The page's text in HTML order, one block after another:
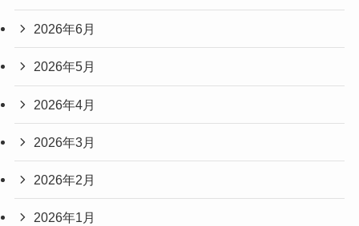
2026年6月
2026年5月
2026年4月
2026年3月
2026年2月
2026年1月